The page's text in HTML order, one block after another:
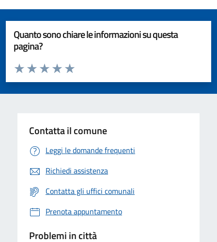
Quanto sono chiare le informazioni su questa
pagina?
Valuta da 1 a 5 stelle la pagina
Valuta 5 stelle su 5
Valuta 4 stelle su 5
Valuta 3 stelle su 5
Valuta 2 stelle su 5
Valuta 1 stelle su 5
Contatta il comune
Leggi le domande frequenti
Richiedi assistenza
Contatta gli uffici comunali
Prenota appuntamento
Problemi in città